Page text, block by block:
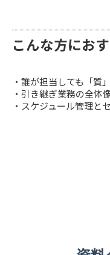
こんな方にお
・誰が担当しても「質
・引き継ぎ業務の全体
・スケジュール管理と